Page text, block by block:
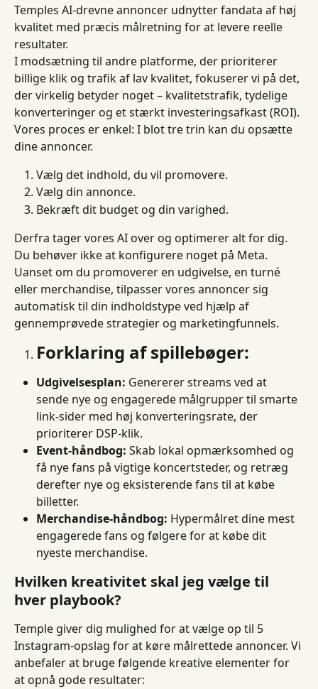
Temples AI-drevne annoncer udnytter fandata af høj
kvalitet med præcis målretning for at levere reelle
resultater.
I modsætning til andre platforme, der prioriterer
billige klik og trafik af lav kvalitet, fokuserer vi på det,
der virkelig betyder noget – kvalitetstrafik, tydelige
konverteringer og et stærkt investeringsafkast (ROI).
Vores proces er enkel: I blot tre trin kan du opsætte
dine annoncer.
Vælg det indhold, du vil promovere.
Vælg din annonce.
Bekræft dit budget og din varighed.
Derfra tager vores AI over og optimerer alt for dig.
Du behøver ikke at konfigurere noget på Meta.
Uanset om du promoverer en udgivelse, en turné
eller merchandise, tilpasser vores annoncer sig
automatisk til din indholdstype ved hjælp af
gennemprøvede strategier og marketingfunnels.
Forklaring af spillebøger:
Udgivelsesplan: Genererer streams ved at
sende nye og engagerede målgrupper til smarte
link-sider med høj konverteringsrate, der
prioriterer DSP-klik.
Event-håndbog: Skab lokal opmærksomhed og
få nye fans på vigtige koncertsteder, og retræg
derefter nye og eksisterende fans til at købe
billetter.
Merchandise-håndbog: Hypermålret dine mest
engagerede fans og følgere for at købe dit
nyeste merchandise.
Hvilken kreativitet skal jeg vælge til
hver playbook?
Temple giver dig mulighed for at vælge op til 5
Instagram-opslag for at køre målrettede annoncer. Vi
anbefaler at bruge følgende kreative elementer for
at opnå gode resultater: